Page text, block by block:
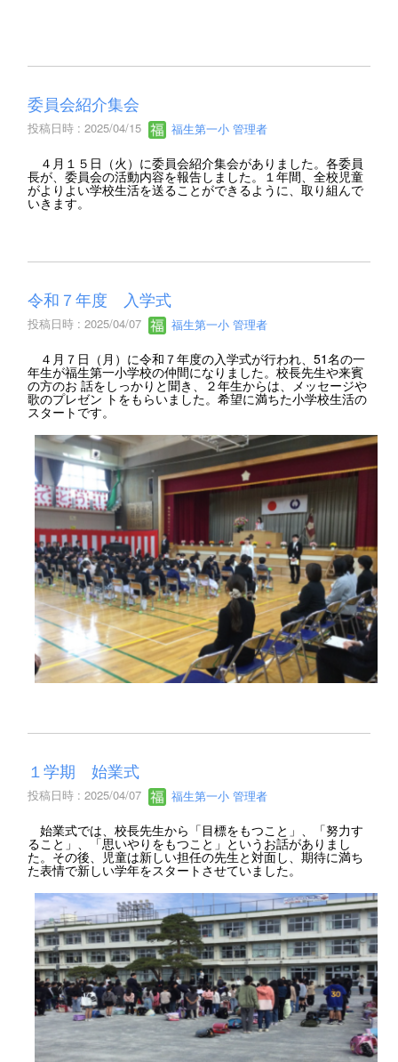
委員会紹介集会
投稿日時 : 2025/04/15 福生第一小 管理者
４月１５日（火）に委員会紹介集会がありました。各委員
長が、委員会の活動内容を報告しました。１年間、全校児童
がよりよい学校生活を送ることができるように、取り組んで
いきます。
令和７年度 入学式
投稿日時 : 2025/04/07 福生第一小 管理者
４月７日（月）に令和７年度の入学式が行われ、51名の一
年生が福生第一小学校の仲間になりました。校長先生や来賓
の方のお 話をしっかりと聞き、２年生からは、メッセージや
歌のプレゼン トをもらいました。希望に満ちた小学校生活の
スタートです。
１学期 始業式
投稿日時 : 2025/04/07 福生第一小 管理者
始業式では、校長先生から「目標をもつこと」、「努力す
ること」、「思いやりをもつこと」というお話がありまし
た。その後、児童は新しい担任の先生と対面し、期待に満ち
た表情で新しい学年をスタートさせていました。